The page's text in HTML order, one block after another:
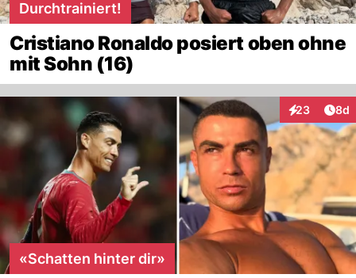
Durchtrainiert!
Cristiano Ronaldo posiert oben ohne
mit Sohn (16)
23
Interaktionen
8d
«Schatten hinter dir»